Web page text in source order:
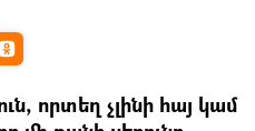
որտեղ չլինի հայ կամ